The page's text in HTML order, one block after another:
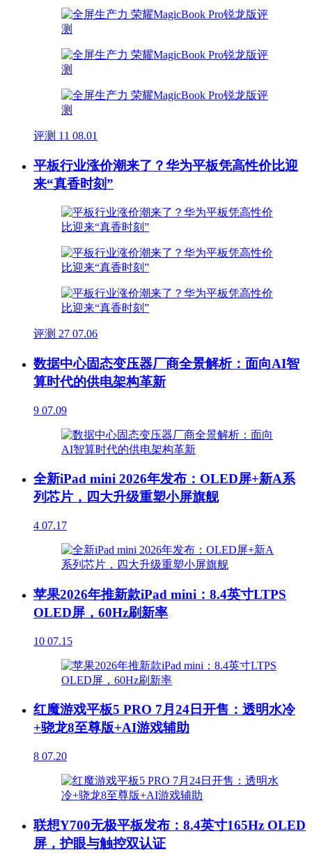
评测 11 08.01
平板行业涨价潮来了？华为平板凭高性价比迎
来“真香时刻”
评测 27 07.06
数据中心固态变压器厂商全景解析：面向AI智
算时代的供电架构革新
9 07.09
全新iPad mini 2026年发布：OLED屏+新A系
列芯片，四大升级重塑小屏旗舰
4 07.17
苹果2026年推新款iPad mini：8.4英寸LTPS
OLED屏，60Hz刷新率
10 07.15
红魔游戏平板5 PRO 7月24日开售：透明水冷
+骁龙8至尊版+AI游戏辅助
8 07.20
联想Y700无极平板发布：8.4英寸165Hz OLED
屏，护眼与触控双认证